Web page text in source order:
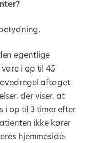
egentlige
i op til 45
aftaget
der viser, at
i op til 3 timer efter
ikke kører
hjemmeside: